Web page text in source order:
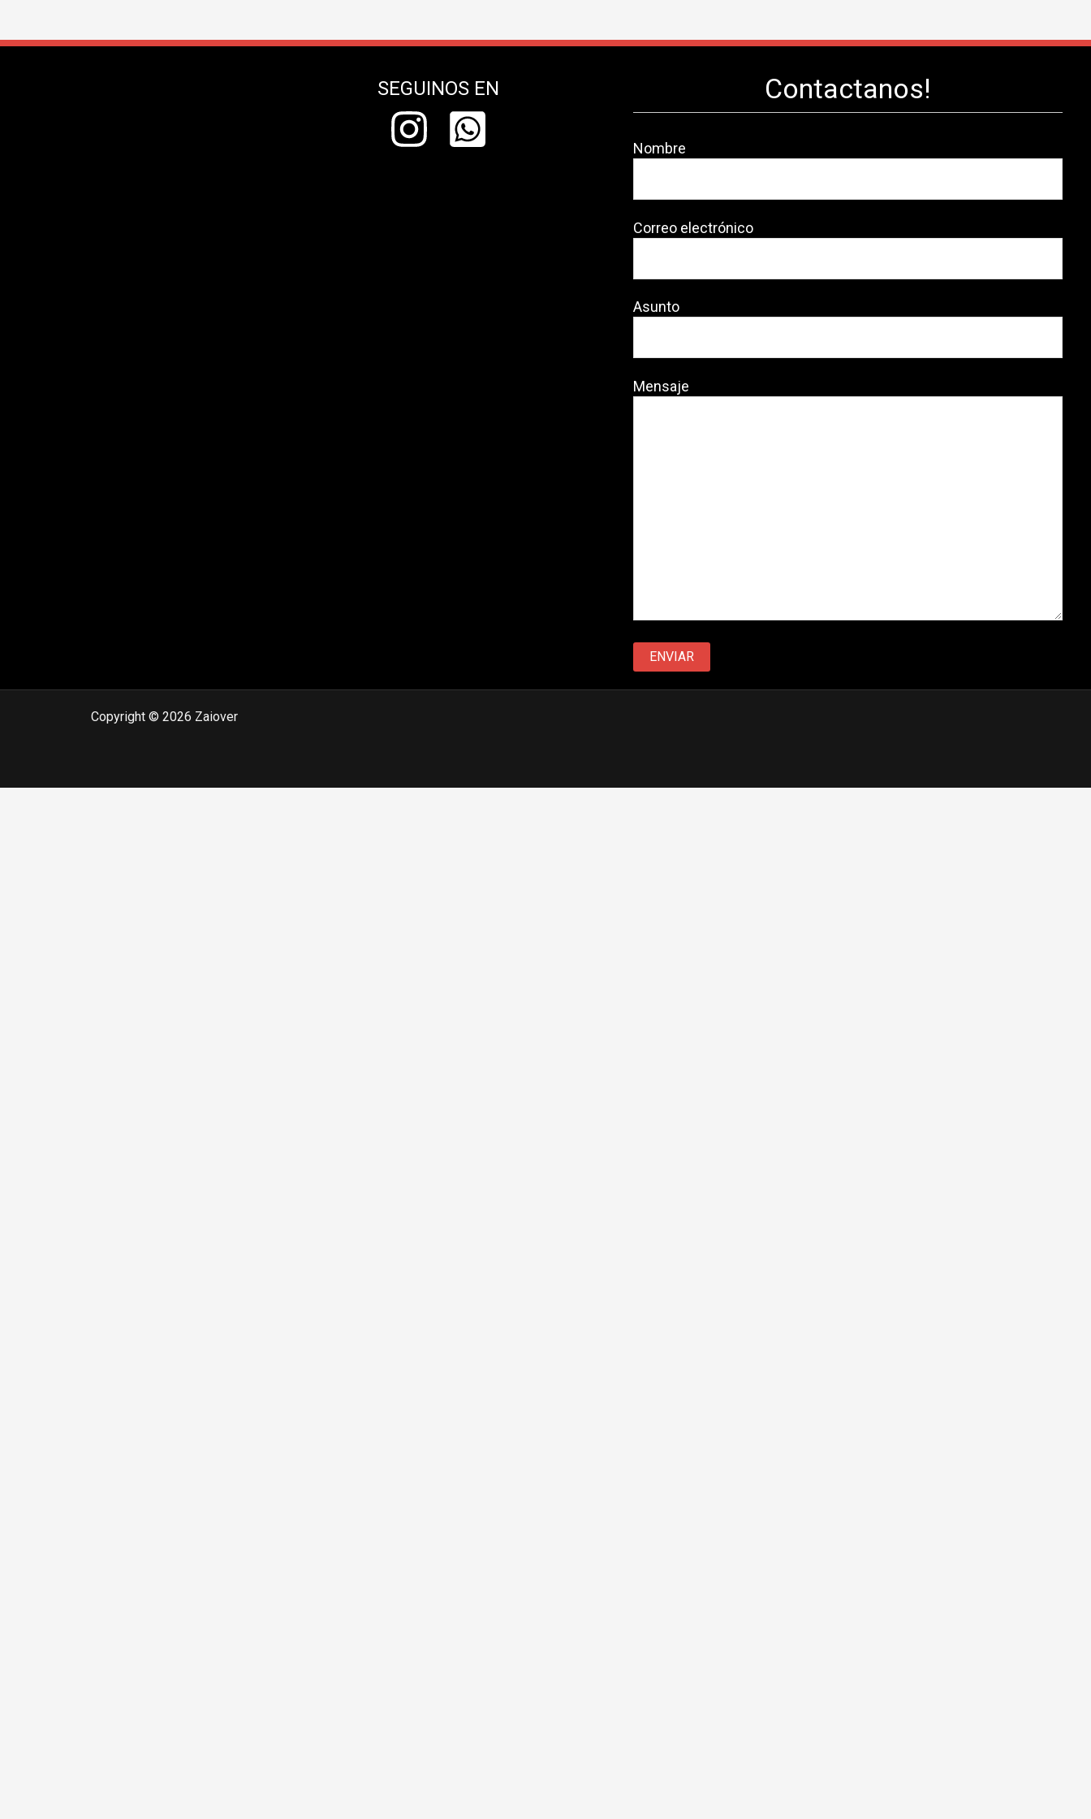
SEGUINOS EN Contactanos!
Nombre
Correo electrónico
Asunto
Mensaje
Copyright © 2026 Zaiover